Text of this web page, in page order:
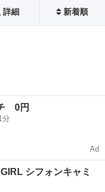
詳細 新着順
0円
分
Ad
シフォンキャミ